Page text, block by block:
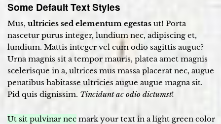
Some Default Text Styles
Mus, ultricies sed elementum egestas ut! Porta
nascetur purus integer, lundium nec, adipiscing et,
lundium. Mattis integer vel cum odio sagittis augue?
Urna magnis sit a tempor mauris, platea amet magnis
scelerisque in a, ultrices mus massa placerat nec, augue
penatibus habitasse ultricies augue augue magna sit.
Pid quis dignissim. Tincidunt ac odio dictumst!
Ut sit pulvinar nec mark your text in a light green color